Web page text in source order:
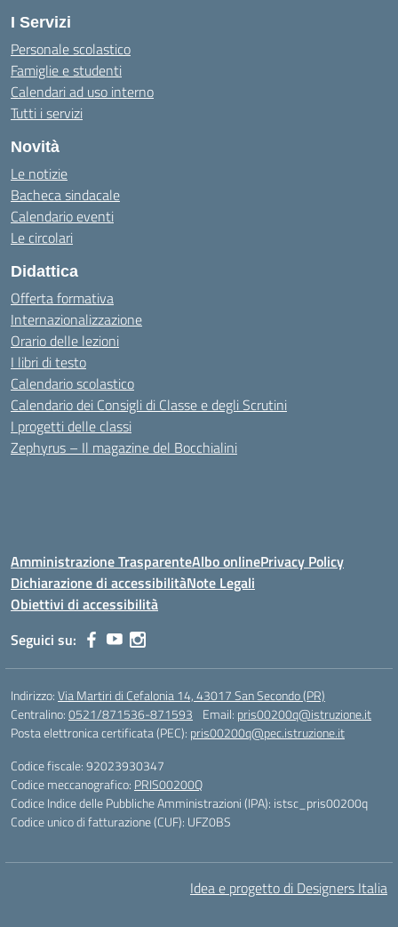
I Servizi
Personale scolastico
Famiglie e studenti
Calendari ad uso interno
Tutti i servizi
Novità
Le notizie
Bacheca sindacale
Calendario eventi
Le circolari
Didattica
Offerta formativa
Internazionalizzazione
Orario delle lezioni
I libri di testo
Calendario scolastico
Calendario dei Consigli di Classe e degli Scrutini
I progetti delle classi
Zephyrus – Il magazine del Bocchialini
Amministrazione TrasparenteAlbo onlinePrivacy Policy
Dichiarazione di accessibilitàNote Legali
Obiettivi di accessibilità
Seguici su:
Indirizzo:Via Martiri di Cefalonia 14, 43017 San Secondo (PR)
Centralino:0521/871536-871593 Email: pris00200q@istruzione.it
Posta elettronica certificata (PEC): pris00200q@pec.istruzione.it
Codice fiscale: 92023930347
Codice meccanografico: PRIS00200Q
Codice Indice delle Pubbliche Amministrazioni (IPA): istsc_pris00200q
Codice unico di fatturazione (CUF): UFZ0BS
Idea e progetto di Designers Italia